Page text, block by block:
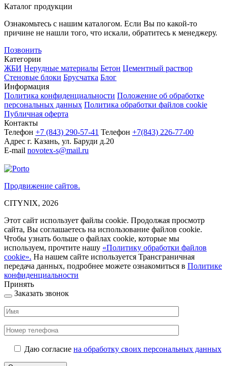
Каталог продукции
Ознакомьтесь с нашим каталогом. Если Вы по какой-то
причине не нашли того, что искали, обратитесь к менеджеру.
Позвонить
Категории
ЖБИ Нерудные материалы Бетон Цементный раствор
Стеновые блоки Брусчатка Блог
Информация
Политика конфиденциальности Положение об обработке
персональных данных Политика обработки файлов cookie
Публичная оферта
Контакты
Телефон +7 (843) 290-57-41 Телефон +7(843) 226-77-00
Адрес г. Казань, ул. Баруди д.20
E-mail novotex-s@mail.ru
Продвижение сайтов.
CITYNIX, 2026
Этот сайт использует файлы cookie. Продолжая просмотр
сайта, Вы соглашаетесь на использование файлов cookie.
Чтобы узнать больше о файлах cookie, которые мы
используем, прочтите нашу «Политику обработки файлов
cookie». На нашем сайте используется Трансграничная
передача данных, подробнее можете ознакомиться в Политике
конфиденциальности
Принять
Заказать звонок
Даю согласие на обработку своих персональных данных